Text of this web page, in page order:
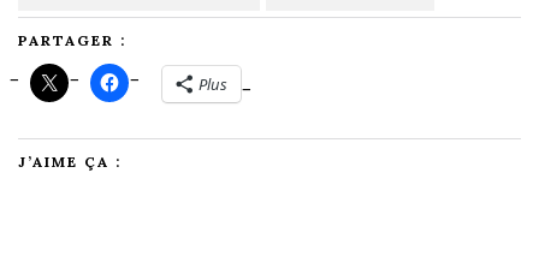
PARTAGER :
Plus
J’AIME ÇA :